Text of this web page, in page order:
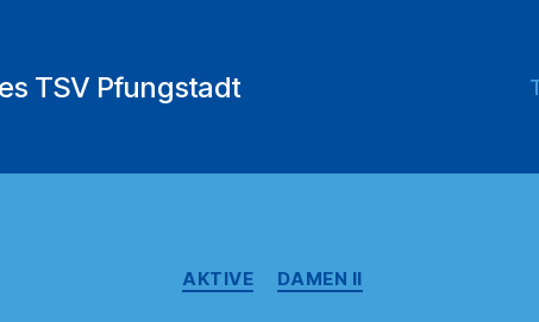
TSV Pfungstadt
Kategorien
AKTIVE DAMEN II